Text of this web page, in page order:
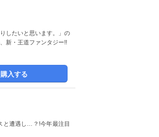
したいと思います。」の
新・王道ファンタジー!!
購入する
と遭遇し…？!今年最注目